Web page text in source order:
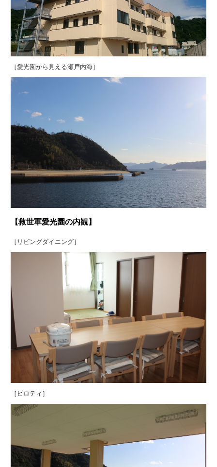
［愛光園から見える瀬戸内海］
【救世軍愛光園の内観】
［リビングダイニング］
［ピロティ］